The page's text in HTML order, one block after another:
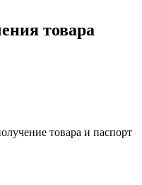
товара
товара и паспорт